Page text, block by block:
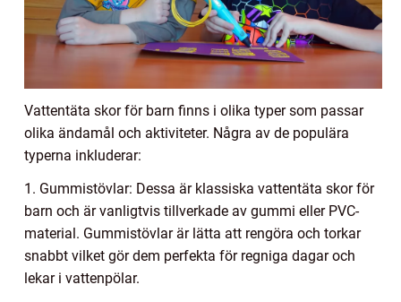
Vattentäta skor för barn finns i olika typer som passar
olika ändamål och aktiviteter. Några av de populära
typerna inkluderar:
1. Gummistövlar: Dessa är klassiska vattentäta skor för
barn och är vanligtvis tillverkade av gummi eller PVC-
material. Gummistövlar är lätta att rengöra och torkar
snabbt vilket gör dem perfekta för regniga dagar och
lekar i vattenpölar.